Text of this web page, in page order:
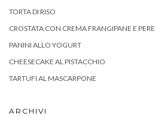
TORTA DI RISO
CROSTATA CON CREMA FRANGIPANE E PERE
PANINI ALLO YOGURT
CHEESECAKE AL PISTACCHIO
TARTUFI AL MASCARPONE
ARCHIVI